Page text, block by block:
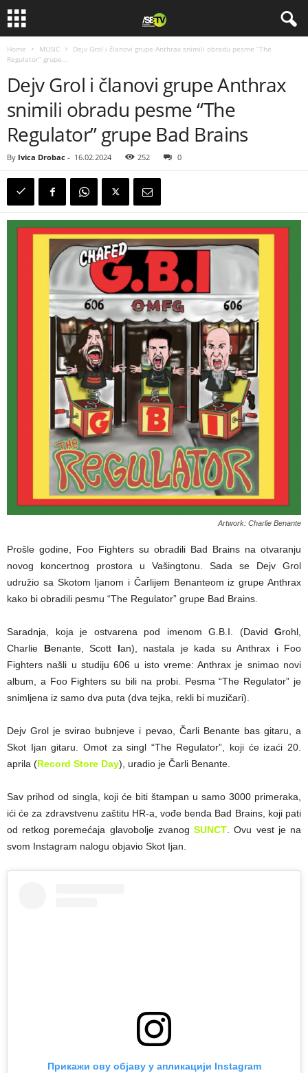
Home MUSIC
Dejv Grol i članovi grupe Anthrax snimili obradu pesme “The
Regulator” grupe...
Dejv Grol i članovi grupe Anthrax
snimili obradu pesme “The
Regulator” grupe Bad Brains
By Ivica Drobac - 16.02.2024 252 0
Artwork: Charlie Benante
Prošle godine, Foo Fighters su obradili Bad Brains na otvaranju
novog koncertnog prostora u Vašingtonu. Sada se Dejv Grol
udružio sa Skotom Ijanom i Čarlijem Benanteom iz grupe Anthrax
kako bi obradili pesmu “The Regulator” grupe Bad Brains.
Saradnja, koja je ostvarena pod imenom G.B.I. (David Grohl,
Charlie Benante, Scott Ian), nastala je kada su Anthrax i Foo
Fighters našli u studiju 606 u isto vreme: Anthrax je snimao novi
album, a Foo Fighters su bili na probi. Pesma “The Regulator” je
snimljena iz samo dva puta (dva tejka, rekli bi muzičari).
Dejv Grol je svirao bubnjeve i pevao, Čarli Benante bas gitaru, a
Skot Ijan gitaru. Omot za singl “The Regulator”, koji će izaći 20.
aprila (Record Store Day), uradio je Čarli Benante.
Sav prihod od singla, koji će biti štampan u samo 3000 primeraka,
ići će za zdravstvenu zaštitu HR-a, vođe benda Bad Brains, koji pati
od retkog poremećaja glavobolje zvanogSUNCT . Ovu vest je na
svom Instagram nalogu objavio Skot Ijan.
Прикажи ову објаву у апликацији Instagram